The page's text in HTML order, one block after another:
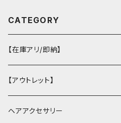
CATEGORY
【在庫アリ/即納】
【アウトレット】
ヘアアクセサリー